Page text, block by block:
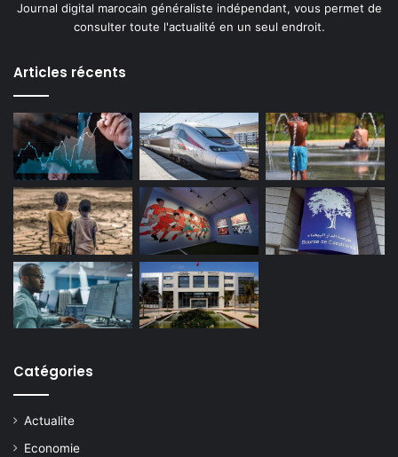
Journal digital marocain généraliste indépendant, vous permet de
consulter toute l'actualité en un seul endroit.
Articles récents
Catégories
Actualite
Economie